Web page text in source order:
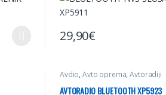
lahko izberete na strani izdelka
29,90€
Avdio,Avto oprema,Avtoradiji
AVTORADIO BLUETOOTH XP5923